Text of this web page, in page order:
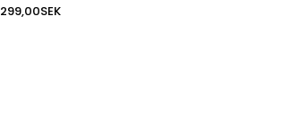
299,00SEK